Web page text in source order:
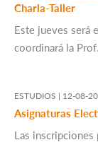
Charla-Taller
Este jueves será
coordinará la
ESTUDIOS | 12-08-
Asignaturas
Las